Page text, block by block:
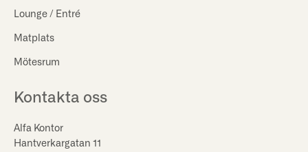
Lounge / Entré
Matplats
Mötesrum
Kontakta oss
Alfa Kontor
Hantverkargatan 11